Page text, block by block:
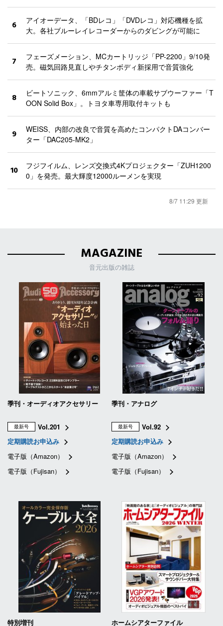
6
アイオーデータ、「BDレコ」「DVDレコ」対応機種を拡
大。各社ブルーレイレコーダーからのダビングが可能に
7
フェーズメーション、MCカートリッジ「PP-2200」9/10発
売。磁気回路見直しやチタンボディ新採用で音質強化
8
ビートソニック、6mmアルミ筐体の車載サブウーファー「T
OON Solid Box」。トヨタ車専用取付キットも
9
WEISS、内部の改良で音質を高めたコンパクトDAコンバー
ター「DAC205-MK2」
10
フジフイルム、レンズ交換式4Kプロジェクター「ZUH1200
0」を発売。最大輝度12000ルーメンを実現
8/7 11:29 更新
MAGAZINE
音元出版の雑誌
季刊・オーディオアクセサリー
最新号
Vol.201
定期購読お申込み
電子版（Amazon）
電子版（Fujisan）
季刊・アナログ
最新号
Vol.92
定期購読お申込み
電子版（Amazon）
電子版（Fujisan）
特別増刊 ホームシアターファイル